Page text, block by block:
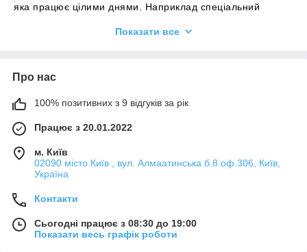
яка працює цілими днями. Наприклад спеціальний
пересувні пункти зв'язку. У таких умовах акумулятор
режиму створено акумулятор тяговий.
і у спецтехніці з великою кількістю електрообладнання.
Тяговий акумулятор 12В:
характеристики та вибір
Якщо потрібен тяговий акумулятор 12В, радимо звернути
увагу на кілька параметрів:
Ємність. Показує, як довго техніка зможе працювати
Кількість циклів. Вказує, скільки разів акумулятор
можна повністю зарядити і розрядити.
Показати все
Про нас
100% позитивних з 9 відгуків за рік
Працює з 20.01.2022
м. Київ
02090 місто Київ , вул. Алмаатинська б.8 оф.306, Київ,
Україна
Контакти
Сьогодні працює з 08:30 до 19:00
Показати весь графік роботи